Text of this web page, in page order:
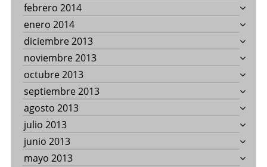
febrero 2014
enero 2014
diciembre 2013
noviembre 2013
octubre 2013
septiembre 2013
agosto 2013
julio 2013
junio 2013
mayo 2013